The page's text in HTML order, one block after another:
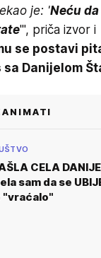
je: 'Neću
'", priča izvor
se postavi
Danijelom
CELA
sam da se
"vraćalo"